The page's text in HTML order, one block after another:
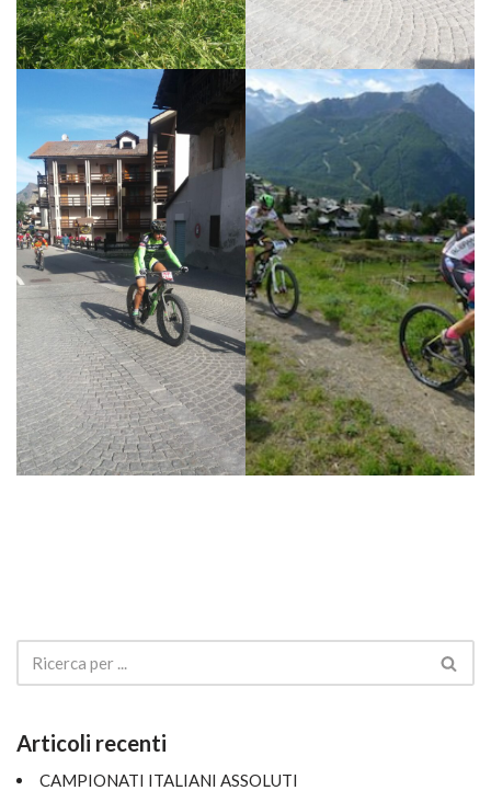
Articoli recenti
CAMPIONATI ITALIANI ASSOLUTI